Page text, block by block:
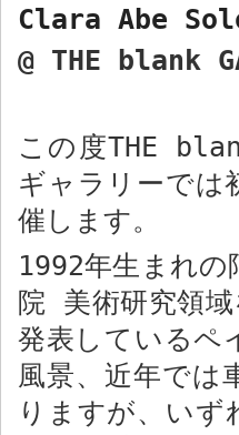
Clara Abe
@ THE blank
この度THE
ギャラリーでは
催します。
1992年生まれの
院 美術研究領域
発表しているペ
風景、近年では
りますが、いず